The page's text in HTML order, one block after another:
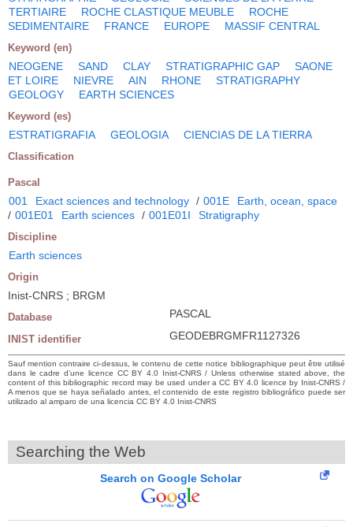
TERTIAIRE
ROCHE CLASTIQUE MEUBLE
ROCHE
SEDIMENTAIRE
FRANCE EUROPE MASSIF CENTRAL
Keyword (en)
NEOGENE SAND CLAY STRATIGRAPHIC GAP
SAONE
ET LOIRE
NIEVRE AIN RHONE
STRATIGRAPHY
GEOLOGY
EARTH SCIENCES
Keyword (es)
ESTRATIGRAFIA GEOLOGIA CIENCIAS DE LA TIERRA
Classification
Pascal
001 Exact sciences and technology / 001E
Earth, ocean, space
/ 001E01 Earth sciences / 001E01I Stratigraphy
Discipline
Earth sciences
Origin
Inist-CNRS ; BRGM
Database PASCAL
INIST identifier GEODEBRGMFR1127326
Sauf mention contraire ci-dessus, le contenu de cette notice bibliographique peut être utilisé
dans le cadre d’une licence CC BY 4.0 Inist-CNRS / Unless otherwise stated above, the
content of this bibliographic record may be used under a CC BY 4.0 licence by Inist-CNRS /
A menos que se haya señalado antes, el contenido de este registro bibliográfico puede ser
utilizado al amparo de una licencia CC BY 4.0 Inist-CNRS
Searching the Web
Search on Google Scholar